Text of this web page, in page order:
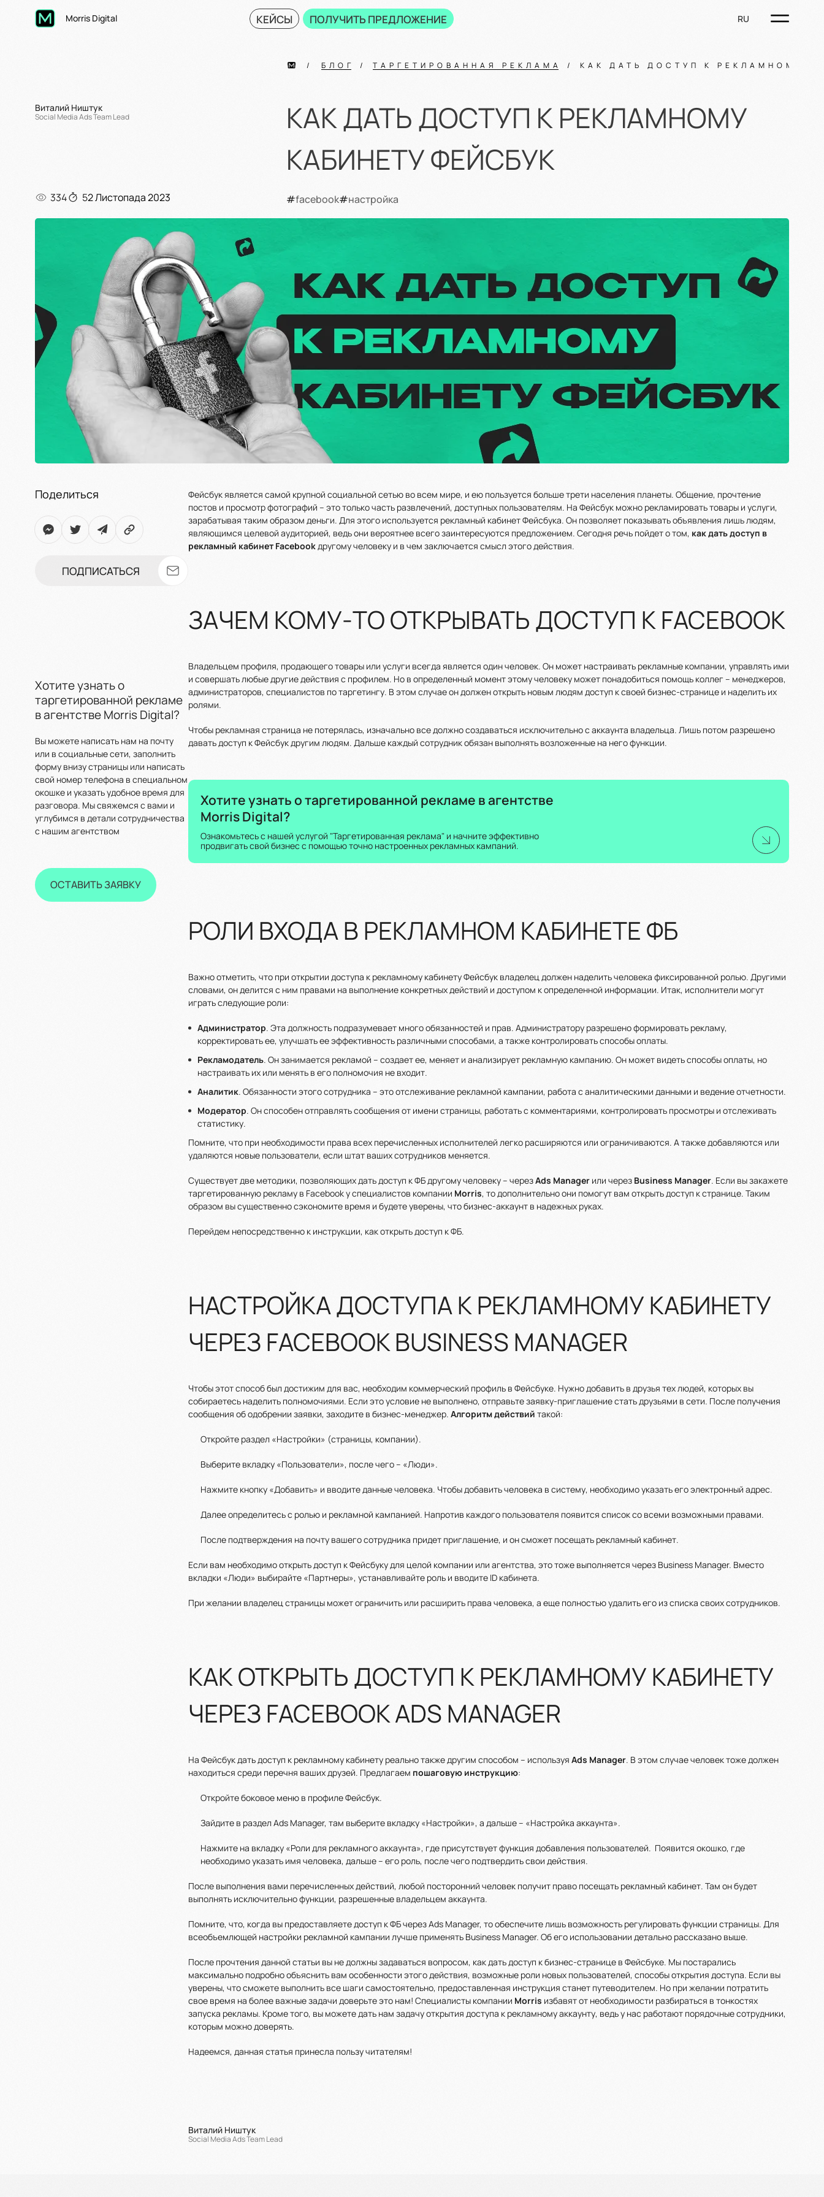
Morris Digital КЕЙСЫ ПОЛУЧИТЬ ПРЕДЛОЖЕНИЕ RU
Виталий Ништук
Social Media Ads Team Lead
БЛОГ ТАРГЕТИРОВАННАЯ РЕКЛАМА КАК ДАТЬ ДОСТУП К РЕКЛАМНОМУ
334 52 Листопада 2023
КАК ДАТЬ ДОСТУП К РЕКЛАМНОМУ
КАБИНЕТУ ФЕЙСБУК
#facebook#настройка
Поделиться
ПОДПИСАТЬСЯ
Хотите узнать о
таргетированной рекламе
в агентстве Morris Digital?
Вы можете написать нам на почту
или в социальные сети, заполнить
форму внизу страницы или написать
свой номер телефона в специальном
окошке и указать удобное время для
разговора. Мы свяжемся с вами и
углубимся в детали сотрудничества
с нашим агентством
ОСТАВИТЬ ЗАЯВКУ
Фейсбук является самой крупной социальной сетью во всем мире, и ею пользуется больше трети населения планеты. Общение, прочтение
постов и просмотр фотографий – это только часть развлечений, доступных пользователям. На Фейсбук можно рекламировать товары и услуги,
зарабатывая таким образом деньги. Для этого используется рекламный кабинет Фейсбука. Он позволяет показывать объявления лишь людям,
являющимся целевой аудиторией, ведь они вероятнее всего заинтересуются предложением. Сегодня речь пойдет о том, как дать доступ в
рекламный кабинет Facebookдругому человеку и в чем заключается смысл этого действия.
ЗАЧЕМ КОМУ-ТО ОТКРЫВАТЬ ДОСТУП К FACEBOOK
Владельцем профиля, продающего товары или услуги всегда является один человек. Он может настраивать рекламные компании, управлять ими
и совершать любые другие действия с профилем. Но в определенный момент этому человеку может понадобиться помощь коллег – менеджеров,
администраторов, специалистов по таргетингу. В этом случае он должен открыть новым людям доступ к своей бизнес-странице и наделить их
ролями.
Чтобы рекламная страница не потерялась, изначально все должно создаваться исключительно с аккаунта владельца. Лишь потом разрешено
давать доступ к Фейсбук другим людям. Дальше каждый сотрудник обязан выполнять возложенные на него функции.
Хотите узнать о таргетированной рекламе в агентстве
Morris Digital?
Ознакомьтесь с нашей услугой "Таргетированная реклама" и начните эффективно
продвигать свой бизнес с помощью точно настроенных рекламных кампаний.
РОЛИ ВХОДА В РЕКЛАМНОМ КАБИНЕТЕ ФБ
Важно отметить, что при открытии доступа к рекламному кабинету Фейсбук владелец должен наделить человека фиксированной ролью. Другими
словами, он делится с ним правами на выполнение конкретных действий и доступом к определенной информации. Итак, исполнители могут
играть следующие роли:
Администратор. Эта должность подразумевает много обязанностей и прав. Администратору разрешено формировать рекламу,
корректировать ее, улучшать ее эффективность различными способами, а также контролировать способы оплаты.
Рекламодатель. Он занимается рекламой – создает ее, меняет и анализирует рекламную кампанию. Он может видеть способы оплаты, но
настраивать их или менять в его полномочия не входит.
Аналитик. Обязанности этого сотрудника – это отслеживание рекламной кампании, работа с аналитическими данными и ведение отчетности.
Модератор. Он способен отправлять сообщения от имени страницы, работать с комментариями, контролировать просмотры и отслеживать
статистику.
Помните, что при необходимости права всех перечисленных исполнителей легко расширяются или ограничиваются. А также добавляются или
удаляются новые пользователи, если штат ваших сотрудников меняется.
Существует две методики, позволяющих дать доступ к ФБ другому человеку – черезAds Manager или через Business Manager. Если вы закажете
таргетированную рекламу в Facebook у специалистов компании Morris, то дополнительно они помогут вам открыть доступ к странице. Таким
образом вы существенно сэкономите время и будете уверены, что бизнес-аккаунт в надежных руках.
Перейдем непосредственно к инструкции, как открыть доступ к ФБ.
НАСТРОЙКА ДОСТУПА К РЕКЛАМНОМУ КАБИНЕТУ
ЧЕРЕЗ FACEBOOK BUSINESS MANAGER
Чтобы этот способ был достижим для вас, необходим коммерческий профиль в Фейсбуке. Нужно добавить в друзья тех людей, которых вы
собираетесь наделить полномочиями. Если это условие не выполнено, отправьте заявку-приглашение стать друзьями в сети. После получения
сообщения об одобрении заявки, заходите в бизнес-менеджер. Алгоритм действий такой:
Откройте раздел «Настройки» (страницы, компании).
Выберите вкладку «Пользователи», после чего – «Люди».
Нажмите кнопку «Добавить» и вводите данные человека. Чтобы добавить человека в систему, необходимо указать его электронный адрес.
Далее определитесь с ролью и рекламной кампанией. Напротив каждого пользователя появится список со всеми возможными правами.
После подтверждения на почту вашего сотрудника придет приглашение, и он сможет посещать рекламный кабинет.
Если вам необходимо открыть доступ к Фейсбуку для целой компании или агентства, это тоже выполняется через Business Manager. Вместо
вкладки «Люди» выбирайте «Партнеры», устанавливайте роль и вводите ID кабинета.
При желании владелец страницы может ограничить или расширить права человека, а еще полностью удалить его из списка своих сотрудников.
КАК ОТКРЫТЬ ДОСТУП К РЕКЛАМНОМУ КАБИНЕТУ
ЧЕРЕЗ FACEBOOK ADS MANAGER
На Фейсбук дать доступ к рекламному кабинету реально также другим способом – используя Ads Manager. В этом случае человек тоже должен
находиться среди перечня ваших друзей. Предлагаем пошаговую инструкцию:
Откройте боковое меню в профиле Фейсбук.
Зайдите в раздел Ads Manager, там выберите вкладку «Настройки», а дальше – «Настройка аккаунта».
Нажмите на вкладку «Роли для рекламного аккаунта», где присутствует функция добавления пользователей. Появится окошко, где
необходимо указать имя человека, дальше – его роль, после чего подтвердить свои действия.
После выполнения вами перечисленных действий, любой посторонний человек получит право посещать рекламный кабинет. Там он будет
выполнять исключительно функции, разрешенные владельцем аккаунта.
Помните, что, когда вы предоставляете доступ к ФБ через Ads Manager, то обеспечите лишь возможность регулировать функции страницы. Для
всеобъемлющей настройки рекламной кампании лучше применять Business Manager. Об его использовании детально рассказано выше.
После прочтения данной статьи вы не должны задаваться вопросом, как дать доступ к бизнес-странице в Фейсбуке. Мы постарались
максимально подробно объяснить вам особенности этого действия, возможные роли новых пользователей, способы открытия доступа. Если вы
уверены, что сможете выполнить все шаги самостоятельно, предоставленная инструкция станет путеводителем. Но при желании потратить
свое время на более важные задачи доверьте это нам! Специалисты компании Morris избавят от необходимости разбираться в тонкостях
запуска рекламы. Кроме того, вы можете дать нам задачу открытия доступа к рекламному аккаунту, ведь у нас работают порядочные сотрудники,
которым можно доверять.
Надеемся, данная статья принесла пользу читателям!
Виталий Ништук
Social Media Ads Team Lead